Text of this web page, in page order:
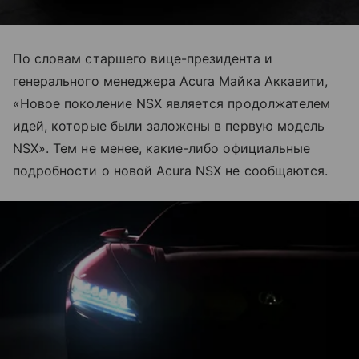
По словам старшего вице-президента и
генерального менеджера Acura Майка Аккавити,
«Новое поколение NSX является продолжателем
идей, которые были заложены в первую модель
NSX». Тем не менее, какие-либо официальные
подробности о новой Acura NSX не сообщаются.